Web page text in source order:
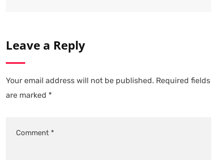
Leave a Reply
Your email address will not be published. Required fields
are marked *